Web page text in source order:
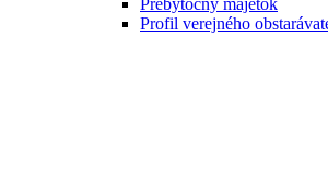
Prebytočný majetok
Profil verejného